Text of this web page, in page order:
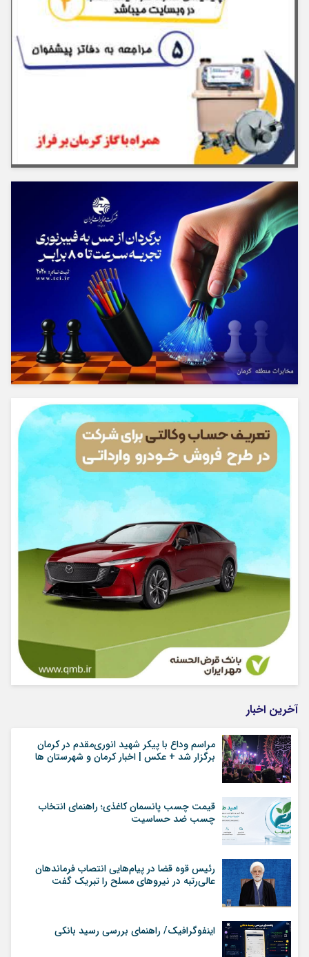
آخرین اخبار
مراسم وداع با پیکر شهید انوری‌مقدم در کرمان
برگزار شد + عکس | اخبار کرمان و شهرستان ها
قیمت چسب پانسمان کاغذی؛ راهنمای انتخاب
چسب ضد حساسیت
رئیس قوه قضا در پیام‌هایی انتصاب‌ فرماندهان
عالی‌رتبه در نیروهای مسلح را تبریک گفت
اینفوگرافیک/ راهنمای بررسی رسید بانکی